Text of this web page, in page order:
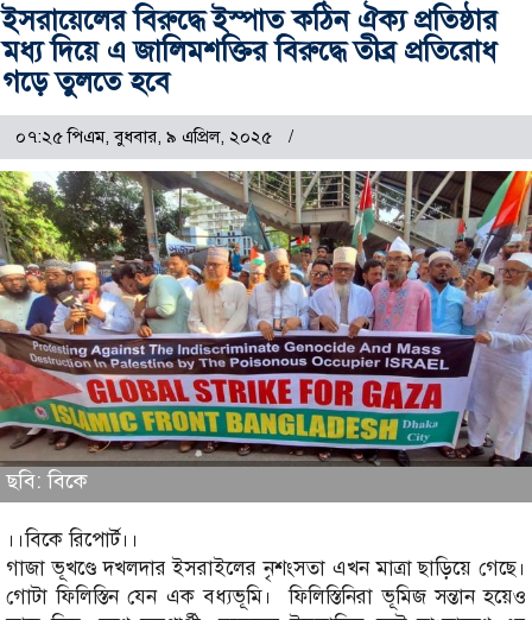
ইসরায়েলের বিরুদ্ধে ইস্পাত কঠিন ঐক্য প্রতিষ্ঠার
মধ্য দিয়ে এ জালিমশক্তির বিরুদ্ধে তীব্র প্রতিরোধ
গড়ে তুলতে হবে
০৭:২৫ পিএম, বুধবার, ৯ এপ্রিল, ২০২৫
ছবি: বিকে
।।বিকে রিপোর্ট।।
গাজা ভূখণ্ডে দখলদার ইসরাইলের নৃশংসতা এখন মাত্রা ছাড়িয়ে গেছে।
গোটা ফিলিস্তিন যেন এক বধ্যভূমি। ফিলিস্তিনিরা ভূমিজ সন্তান হয়েও